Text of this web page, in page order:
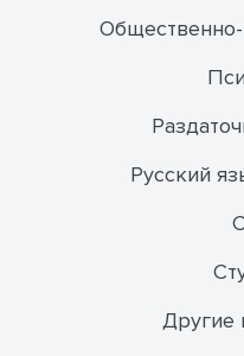
Русский
Другие